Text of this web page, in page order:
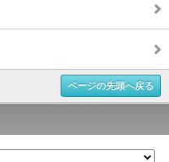
ページの先頭へ戻る